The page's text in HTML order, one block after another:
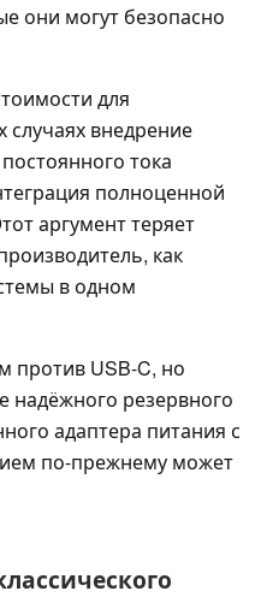
они могут безопасно
для
случаях внедрение
тока
полноценной
аргумент теряет
как
в одном
против USB-C, но
надёжного резервного
адаптера питания с
по-прежнему может